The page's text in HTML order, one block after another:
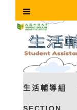
生活輔導組